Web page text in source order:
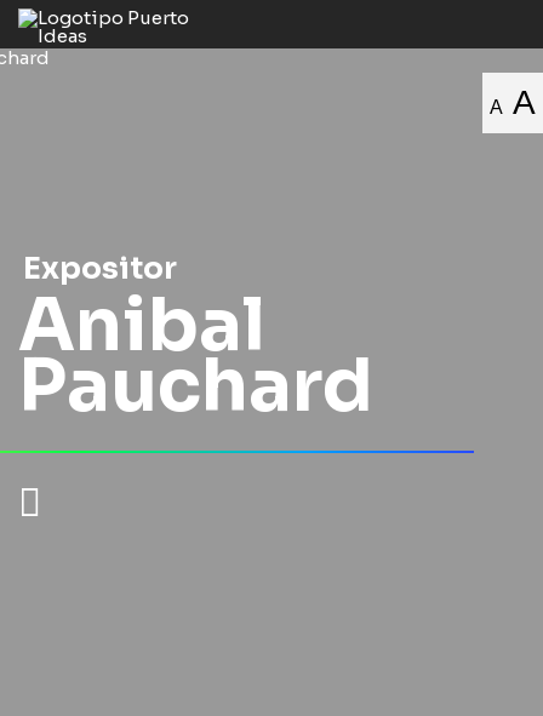
A A
Expositor
Anibal
Pauchard